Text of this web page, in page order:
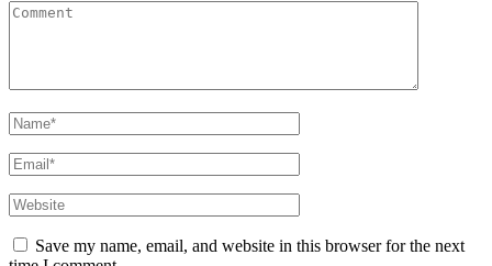
Save my name, email, and website in this browser for the next